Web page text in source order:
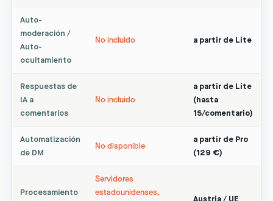
Auto-
moderación /
Auto-
ocultamiento
No incluido a partir de Lite
Respuestas de
IA a
comentarios
No incluido
a partir de Lite
(hasta
15/comentario)
Automatización
de DM
No disponible
a partir de Pro
(129 €)
Procesamiento
Servidores
estadounidenses,